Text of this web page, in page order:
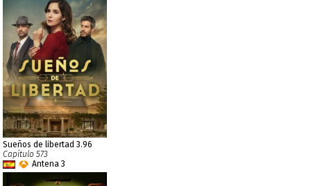
Sueños de libertad 3.96
Capítulo 573
Antena 3